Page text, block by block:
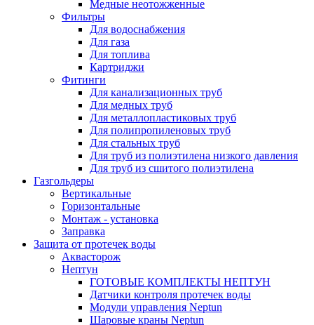
Медные неотожженные
Фильтры
Для водоснабжения
Для газа
Для топлива
Картриджи
Фитинги
Для канализационных труб
Для медных труб
Для металлопластиковых труб
Для полипропиленовых труб
Для стальных труб
Для труб из полиэтилена низкого давления
Для труб из сшитого полиэтилена
Газгольдеры
Вертикальные
Горизонтальные
Монтаж - установка
Заправка
Защита от протечек воды
Аквасторож
Нептун
ГОТОВЫЕ КОМПЛЕКТЫ НЕПТУН
Датчики контроля протечек воды
Модули управления Neptun
Шаровые краны Neptun